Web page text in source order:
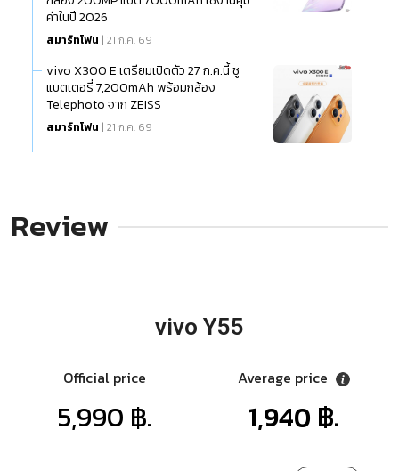
ค่าในปี 2026
สมาร์ทโฟน | 21 ก.ค. 69
vivo X300 E เตรียมเปิดตัว 27 ก.ค.นี้ ชู
แบตเตอรี่ 7,200mAh พร้อมกล้อง
Telephoto จาก ZEISS
สมาร์ทโฟน | 21 ก.ค. 69
Review
vivo Y55
Official price
5,990 ฿.
Average price
1,940 ฿.